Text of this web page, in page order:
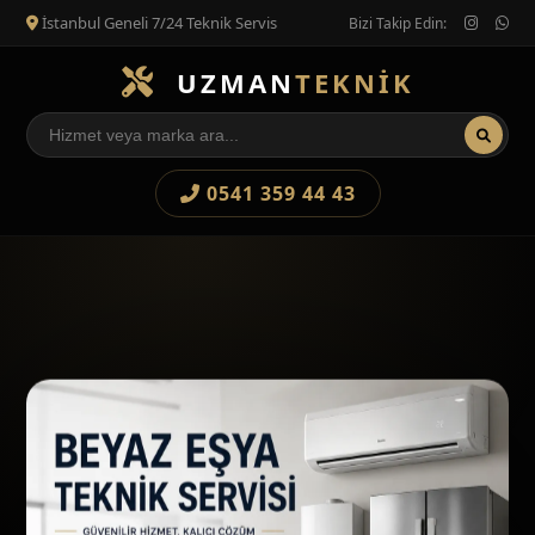
İstanbul Geneli 7/24 Teknik Servis Bizi Takip Edin:
UZMANTEKNİK
0541 359 44 43